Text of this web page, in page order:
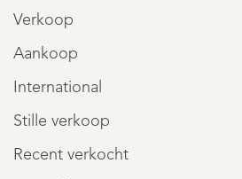
Verkoop
Aankoop
International
Stille verkoop
Recent verkocht